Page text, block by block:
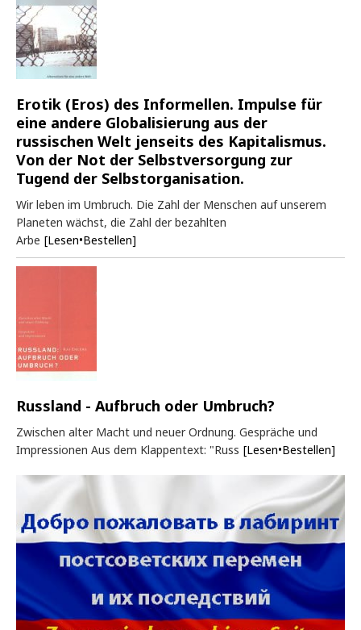
Erotik (Eros) des Informellen. Impulse für
eine andere Globalisierung aus der
russischen Welt jenseits des Kapitalismus.
Von der Not der Selbstversorgung zur
Tugend der Selbstorganisation.
Wir leben im Umbruch. Die Zahl der Menschen auf unserem
Planeten wächst, die Zahl der bezahlten
Arbe [Lesen•Bestellen]
Russland - Aufbruch oder Umbruch?
Zwischen alter Macht und neuer Ordnung. Gespräche und
Impressionen Aus dem Klappentext: "Russ [Lesen•Bestellen]